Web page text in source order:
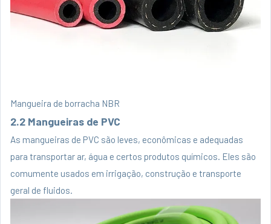
Mangueira de borracha NBR
2.2 Mangueiras de PVC
As mangueiras de PVC são leves, econômicas e adequadas
para transportar ar, água e certos produtos químicos. Eles são
comumente usados ​​em irrigação, construção e transporte
geral de fluidos.